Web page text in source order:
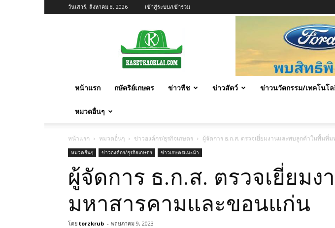
วันเสาร์, สิงหาคม 8, 2026 เข้าสู่ระบบ/เข้าร่วม
หน้าแรก กษัตริย์เกษตร ข่าวพืช ข่าวสัตว์ ข่าวนวัตกรรม/เทคโนโ
หมวดอื่นๆ
หน้าแรก หมวดอื่นๆ ข่าวองค์กร/ธุรกิจเกษตร ผู้จัดการ ธ.ก.ส. ตรวจเยี่ยมงานและพบลูกค้าในพื้นที่
หมวดอื่นๆ ข่าวองค์กร/ธุรกิจเกษตร ข่าวเกษตรแนะนำ
ผู้จัดการ ธ.ก.ส. ตรวจเยี่ยม
มหาสารคามและขอนแก่น
โดย torzkrub - พฤษภาคม 9, 2023